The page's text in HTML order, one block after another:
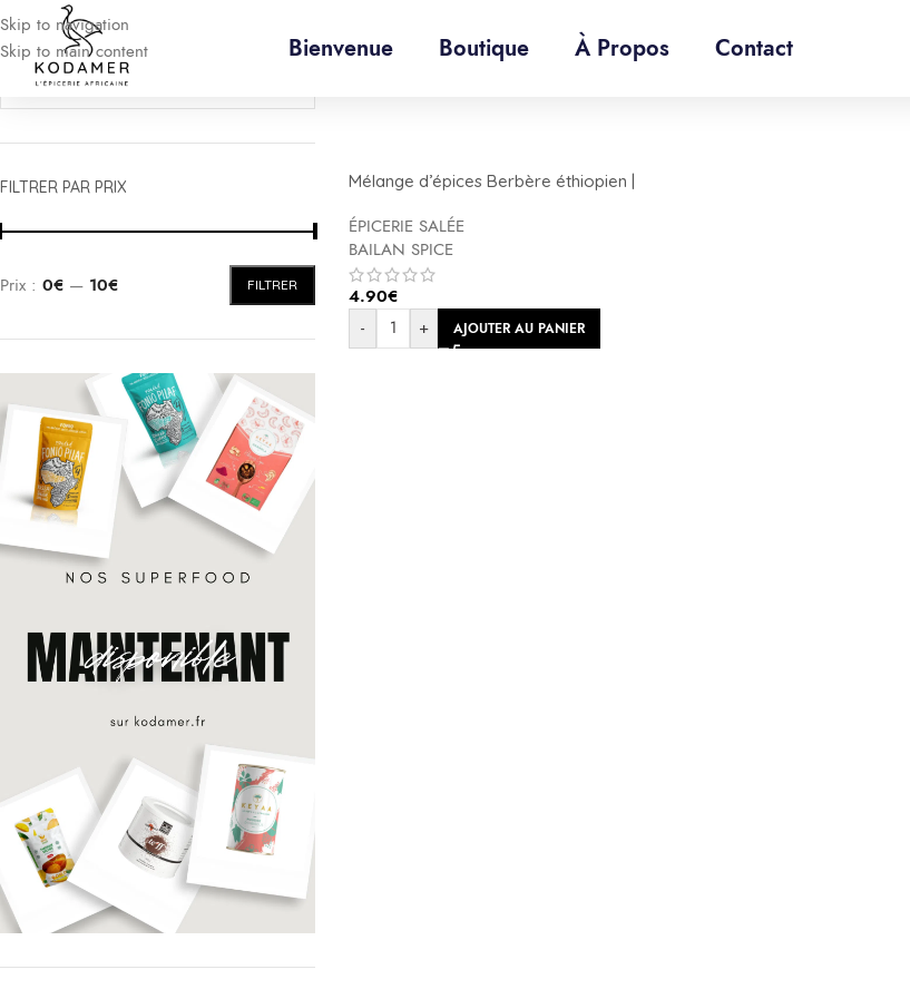
Skip to navigation
Skip to main content
Bienvenue Boutique À Propos Contact
FILTRER PAR PRIX
FILTRER
Prix : 0€ — 10€
Mélange d’épices Berbère éthiopien |
ÉPICERIE SALÉE
BAILAN SPICE
4.90€
-
+ AJOUTER AU PANIER